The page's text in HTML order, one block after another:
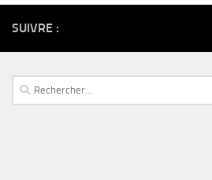
SUIVRE :
Rechercher :